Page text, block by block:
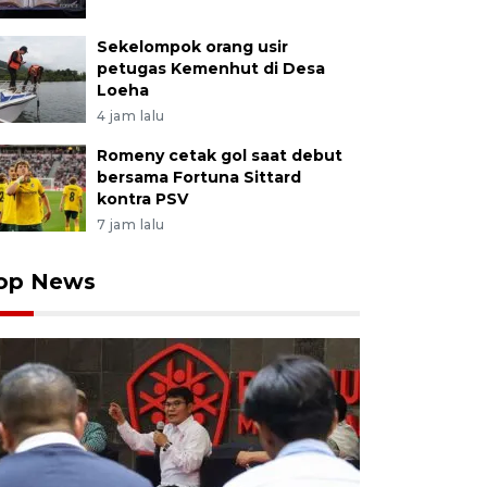
Sekelompok orang usir
petugas Kemenhut di Desa
Loeha
4 jam lalu
Romeny cetak gol saat debut
bersama Fortuna Sittard
kontra PSV
7 jam lalu
News